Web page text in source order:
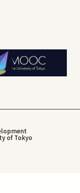
of Tokyo